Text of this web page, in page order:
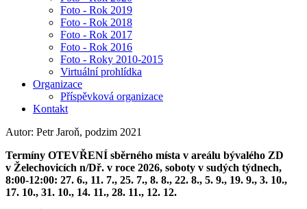
Foto - Rok 2019
Foto - Rok 2018
Foto - Rok 2017
Foto - Rok 2016
Foto - Roky 2010-2015
Virtuální prohlídka
Organizace
Příspěvková organizace
Kontakt
Autor: Petr Jaroň, podzim 2021
Termíny OTEVŘENÍ sběrného místa v areálu bývalého ZD
v Želechovicích n/Dř. v roce 2026, soboty v sudých týdnech,
8:00-12:00: 27. 6., 11. 7., 25. 7., 8. 8., 22. 8., 5. 9., 19. 9., 3. 10.,
17. 10., 31. 10., 14. 11., 28. 11., 12. 12.